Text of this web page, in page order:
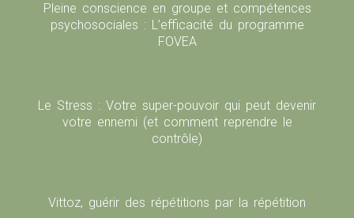
Pleine conscience en groupe et compétences
psychosociales : L’efficacité du programme
FOVEA
Le Stress : Votre super-pouvoir qui peut devenir
votre ennemi (et comment reprendre le
contrôle)
Vittoz, guérir des répétitions par la répétition